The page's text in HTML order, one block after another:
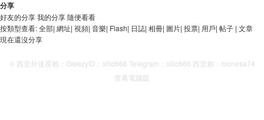
分享
好友的分享我的分享隨便看看
按類型查看:全部| 網址| 視頻| 音樂| Flash| 日誌| 相冊| 圖片| 投票| 用戶| 帖子 | 文章
現在還沒分享
© 西里外送茶賴：GleezyID：xilic666 Telegram：xilic666 西里賴：monesa74
查看電腦版